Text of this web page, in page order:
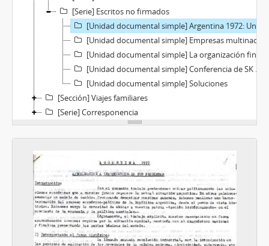
[Serie] Escritos no firmados
[Unidad documental simple] Argentina 1972: Una aproximación a la solución a sus problemas
[Unidad documental simple] Empresas multinacionales
[Unidad documental simple] La organización financiera argentina
[Unidad documental simple] Conferencia de SK en Olavarría
[Unidad documental simple] Soluciones
[Sección] Viajes familiares
[Serie] Corresponencia